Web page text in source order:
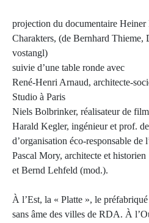
projection du documentaire
Charakters, (de Bernhard Thieme,
vostangl)
suivie d’une table ronde avec
René-Henri Arnaud, architecte-
Studio à Paris
Niels Bolbrinker, réalisateur de
Harald Kegler, ingénieur et prof.
d’organisation éco-responsable de
Pascal Mory, architecte et historien
et Bernd Lehfeld (mod.).
À l’Est, la « Platte », le
sans âme des villes de RDA. À